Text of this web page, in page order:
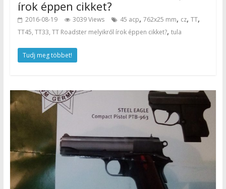
írok éppen cikket?
2016-08-19 3039 Views 45 acp, 762x25 mm, cz, TT,
TT45, TT33, TT Roadster melyikről írok éppen cikket?, tula
Tudj meg többet!